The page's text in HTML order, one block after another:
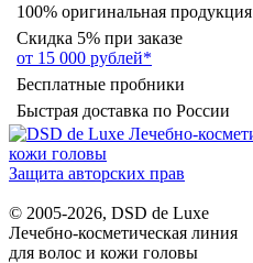
100% оригинальная продукция
Скидка 5% при заказе
от 15 000 рублей*
Бесплатные пробники
Быстрая доставка по России
Защита авторских прав
© 2005-2026, DSD de Luxe
Лечебно-косметическая линия
для волос и кожи головы